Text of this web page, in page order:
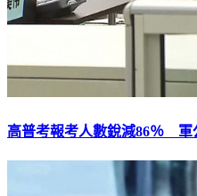
高普考報考人數銳減86％ 軍